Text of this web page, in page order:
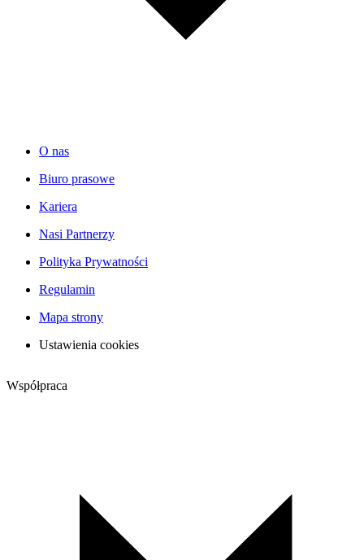
O nas
Biuro prasowe
Kariera
Nasi Partnerzy
Polityka Prywatności
Regulamin
Mapa strony
Ustawienia cookies
Współpraca